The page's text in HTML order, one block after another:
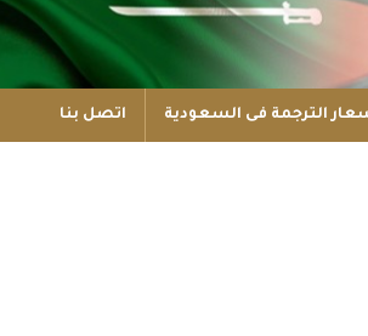
الترجمة فى السعودية اتصل بنا